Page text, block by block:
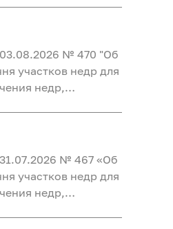
2035 года»
осуществляемых
г" (УВС, ПВ, ЛГ)
№ 470 "Об
участков недр для
недр,
№ 467 «Об
участков недр для
недр,